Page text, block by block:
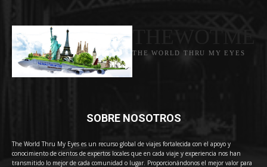
THE WORLD THRU MY EYES
SOBRE NOSOTROS
The World Thru My Eyes es un recurso global de viajes fortalecida con el apoyo y
conocimiento de cientos de expertos locales que en cada viaje y experiencia nos han
transmitido lo mejor de cada comunidad o lugar. Proporcionándonos el mejor valor para